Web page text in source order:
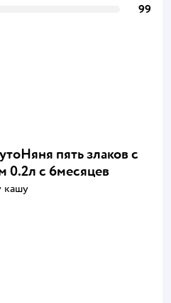
99
пять злаков с
0.2л с 6месяцев
кашу